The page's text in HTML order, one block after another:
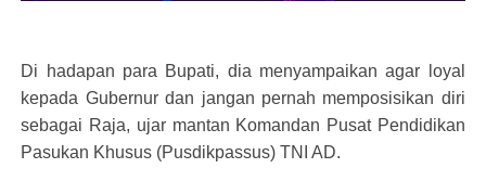
Di hadapan para Bupati, dia menyampaikan agar loyal
kepada Gubernur dan jangan pernah memposisikan diri
sebagai Raja, ujar mantan Komandan Pusat Pendidikan
Pasukan Khusus (Pusdikpassus) TNI AD.